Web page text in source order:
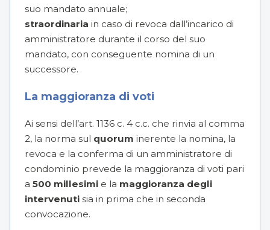
suo mandato annuale;
straordinaria in caso di revoca dall’incarico di
amministratore durante il corso del suo
mandato, con conseguente nomina di un
successore.
La maggioranza di voti
Ai sensi dell’art. 1136 c. 4 c.c. che rinvia al comma
2, la norma sul quorum inerente la nomina, la
revoca e la conferma di un amministratore di
condominio prevede la maggioranza di voti pari
a 500 millesimi e la maggioranza degli
intervenuti sia in prima che in seconda
convocazione.